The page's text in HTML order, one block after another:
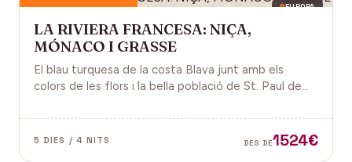
EUROPA
LA RIVIERA FRANCESA: NIÇA,
MÓNACO I GRASSE
El blau turquesa de la costa Blava junt amb els
colors de les flors i la bella població de St. Paul de
digne de visitar. Perfums a Grasse.
5 DIES / 4 NITS DES DE1524€